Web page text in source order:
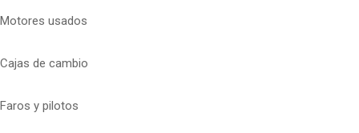
Motores usados
Cajas de cambio
Faros y pilotos